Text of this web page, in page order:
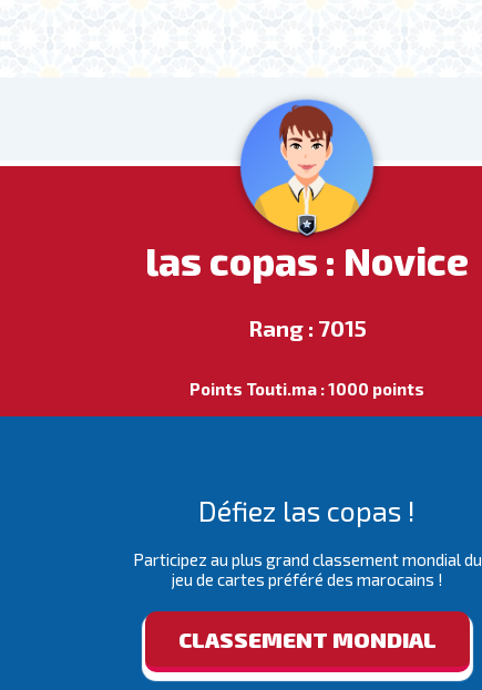
las copas : Novice
Rang : 7015
Points Touti.ma : 1000 points
Défiez las copas !
Participez au plus grand classement mondial du
jeu de cartes préféré des marocains !
CLASSEMENT MONDIAL